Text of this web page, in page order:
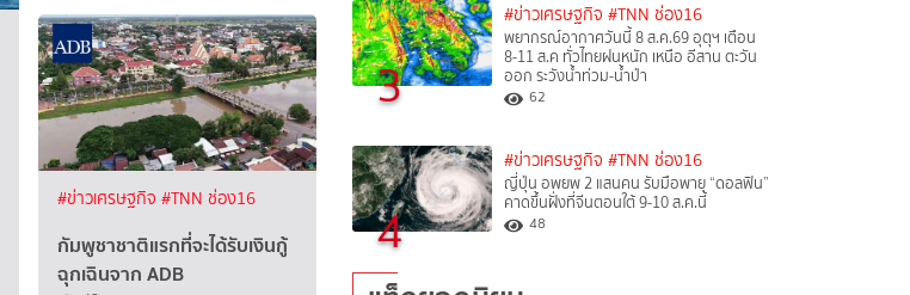
#ข่าวเศรษฐกิจ#TNN ช่อง16
กัมพูชาชาติแรกที่จะได้รับเงินกู้
ฉุกเฉินจาก ADB
3
#ข่าวเศรษฐกิจ #TNN ช่อง16
พยากรณ์อากาศวันนี้ 8 ส.ค.69 อุตุฯ เตือน
8-11 ส.ค ทั่วไทยฝนหนัก เหนือ อีสาน ตะวัน
ออก ระวังน้ำท่วม-น้ำป่า
62
4
#ข่าวเศรษฐกิจ #TNN ช่อง16
ญี่ปุ่น อพยพ 2 แสนคน รับมือพายุ “ดอลฟิน”
คาดขึ้นฝั่งที่จีนตอนใต้ 9-10 ส.ค.นี้
48